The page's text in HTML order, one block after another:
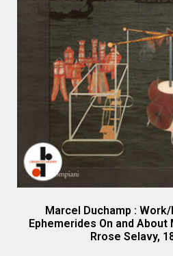
Marcel Duchamp :
Ephemerides On and About
Rrose Selavy,